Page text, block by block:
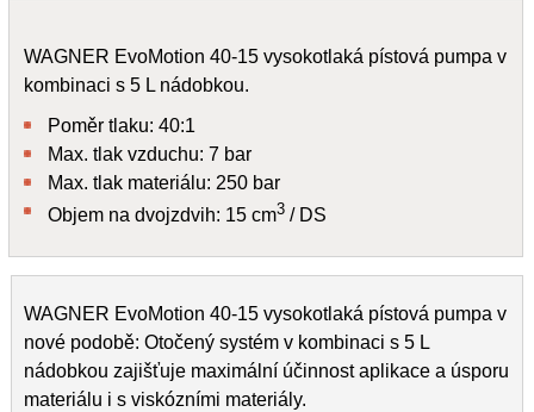
WAGNER EvoMotion 40-15 vysokotlaká pístová pumpa v
kombinaci s 5 L nádobkou.
Poměr tlaku: 40:1
Max. tlak vzduchu: 7 bar
Max. tlak materiálu: 250 bar
Objem na dvojzdvih: 15 cm3 / DS
WAGNER EvoMotion 40-15 vysokotlaká pístová pumpa v
nové podobě: Otočený systém v kombinaci s 5 L
nádobkou zajišťuje maximální účinnost aplikace a úsporu
materiálu i s viskózními materiály.